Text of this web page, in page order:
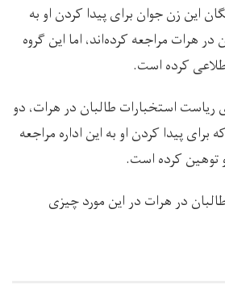
این زن جوان برای پیدا کردن او به
هرات مراجعه کرده‌اند، اما این گروه
کرده است.
ریاست استخبارات طالبان در هرات، دو
برای پیدا کردن او به این اداره مراجعه
توهین کرده است.
در هرات در این مورد چیزی